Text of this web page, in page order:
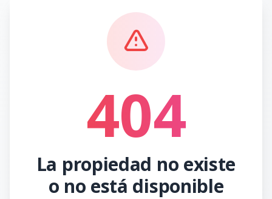
404
La propiedad no existe
o no está disponible